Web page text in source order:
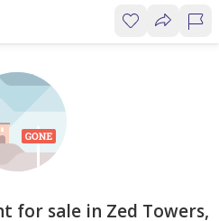
for sale in Zed Towers,